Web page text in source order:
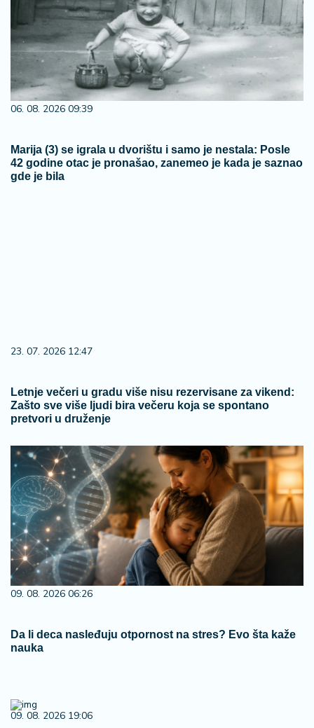
06. 08. 2026 09:39
Marija (3) se igrala u dvorištu i samo je nestala: Posle
42 godine otac je pronašao, zanemeo je kada je saznao
gde je bila
23. 07. 2026 12:47
Letnje večeri u gradu više nisu rezervisane za vikend:
Zašto sve više ljudi bira večeru koja se spontano
pretvori u druženje
09. 08. 2026 06:26
Da li deca nasleđuju otpornost na stres? Evo šta kaže
nauka
09. 08. 2026 19:06